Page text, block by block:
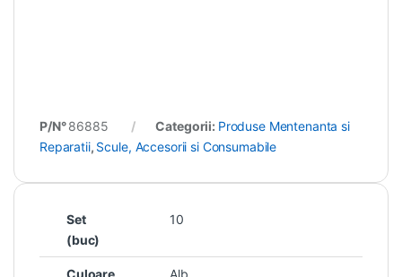
P/N°86885 Categorii: Produse Mentenanta si
Reparatii, Scule, Accesorii si Consumabile
Set
(buc)
10
Culoare Alb